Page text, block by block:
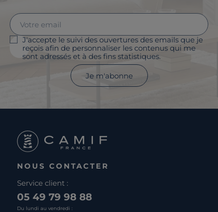
J'accepte le suivi des ouvertures des emails que je
reçois afin de personnaliser les contenus qui me
sont adressés et à des fins statistiques.
Je m'abonne
NOUS CONTACTER
Service client :
05 49 79 98 88
Du lundi au vendredi :